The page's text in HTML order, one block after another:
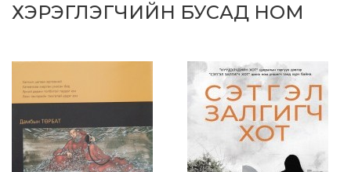
ХЭРЭГЛЭГЧИЙН БУСАД НОМ